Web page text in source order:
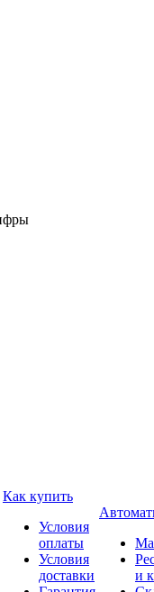
Как купить
Условия
оплаты
Условия
доставки
и